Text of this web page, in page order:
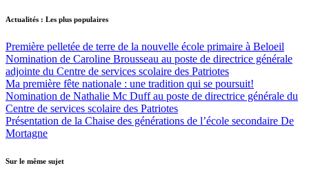
Actualités : Les plus populaires
Première pelletée de terre de la nouvelle école primaire à Beloeil
Nomination de Caroline Brousseau au poste de directrice générale
adjointe du Centre de services scolaire des Patriotes
Ma première fête nationale : une tradition qui se poursuit!
Nomination de Nathalie Mc Duff au poste de directrice générale du
Centre de services scolaire des Patriotes
Présentation de la Chaise des générations de l’école secondaire De
Mortagne
Sur le même sujet